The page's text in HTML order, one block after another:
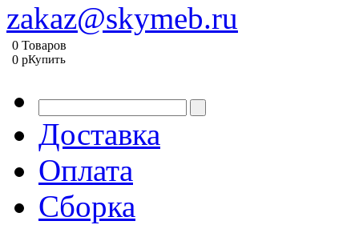
zakaz@skymeb.ru
0 Товаров
0 pКупить
Доставка
Оплата
Сборка